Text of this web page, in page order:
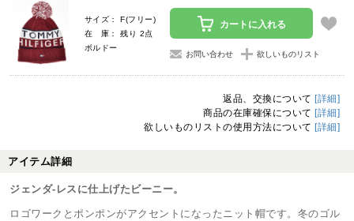
サイズ： F(フリー)
在 庫： 残り 2点
ボルドー
カートに入れる
お問い合わせ 欲しいものリスト
返品、交換について [詳細]
商品の在庫確保について [詳細]
欲しいものリストの使用方法について [詳細]
アイテム詳細
ジェンダ-レスに仕上げたビーニー。
ロゴワークとポンポンがアクセントになったニット帽です。冬のゴル